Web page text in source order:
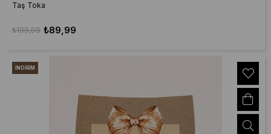
Taş Toka
₺89,99
₺199,99
İNDIRIM